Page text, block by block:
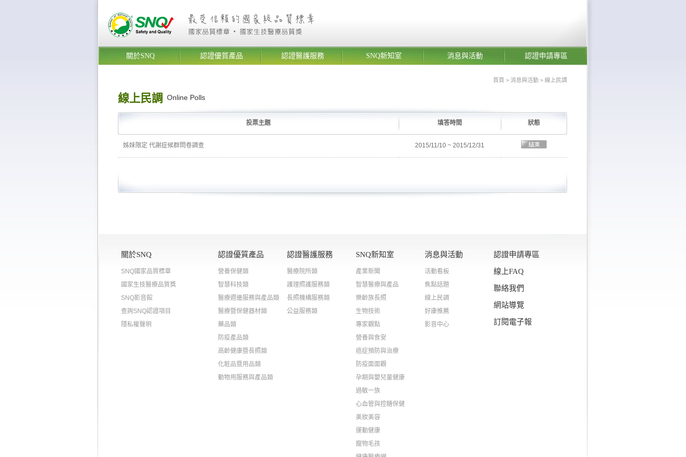
關於SNQ 認證優質產品 認證醫護服務 SNQ新知室 消息與活動 認證申請專區
首頁 > 消息與活動 > 線上民調
線上民調 Online Polls
投票主題 填答時間 狀態
姊妹限定 代謝症候群問卷調查 2015/11/10 ~ 2015/12/31
關於SNQ
SNQ國家品質標章
國家生技醫療品質獎
SNQ影音館
查詢SNQ認證項目
隱私權聲明
認證優質產品
營養保健類
智慧科技類
醫療週邊服務與產品類
醫療暨保健器材類
藥品類
防疫產品類
高齡健康暨長照類
化粧品暨用品類
動物用服務與產品類
認證醫護服務
醫療院所類
護理照護服務類
長照機構服務類
公益服務類
SNQ新知室
產業新聞
智慧醫療與產品
樂齡族長照
生物技術
專家觀點
營養與食安
癌症預防與治療
防疫面面觀
孕期與嬰兒童健康
過敏一族
心血管與控糖保健
美妝美容
運動健康
寵物毛孩
消息與活動
活動看板
焦點話題
線上民調
好康推薦
影音中心
認證申請專區
線上FAQ
聯絡我們
網站導覽
訂閱電子報